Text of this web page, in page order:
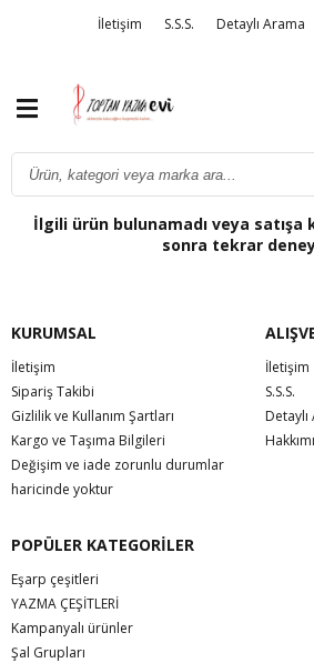
İletişim S.S.S. Detaylı Arama
İlgili ürün bulunamadı veya satışa
sonra tekrar
KURUMSAL
İletişim
Sipariş Takibi
Gizlilik ve Kullanım Şartları
Kargo ve Taşıma Bilgileri
Değişim ve iade zorunlu durumlar
haricinde yoktur
İletişim
S.S.S.
POPÜLER KATEGORİLER
Eşarp çeşitleri
YAZMA ÇEŞİTLERİ
Kampanyalı ürünler
Şal Grupları